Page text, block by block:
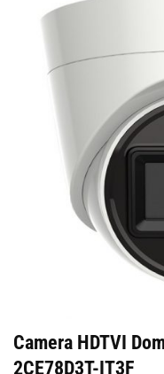
Camera HDTVI
2CE78D3T-IT3F